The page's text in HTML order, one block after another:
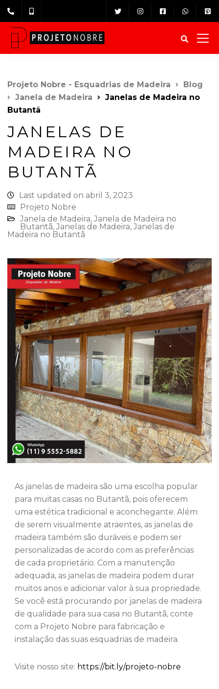
Projeto Nobre - Esquadrias de Madeira
Blog
Janela de Madeira
Janelas de Madeira no
Butantã
JANELAS DE
MADEIRA NO
BUTANTÃ
Last updated on abril 3, 2023
Projeto Nobre
Janela de Madeira, Janela de Madeira no
Butantã, Janelas de Madeira, Janelas de
Madeira no Butantã
As janelas de madeira são uma escolha popular
para muitas casas no Butantã, pois oferecem
uma estética tradicional e aconchegante. Além
de serem visualmente atraentes, as janelas de
madeira também são duráveis e podem ser
personalizadas de acordo com as preferências
de cada proprietário. Com a manutenção
adequada, as janelas de madeira podem durar
muitos anos e adicionar valor à sua propriedade.
Se você está procurando por janelas de madeira
de qualidade para sua casa no Butantã, conte
com a Projeto Nobre para fabricação e
instalação das suas esquadrias de madeira.
Visite nosso site: https://bit.ly/projeto-nobre